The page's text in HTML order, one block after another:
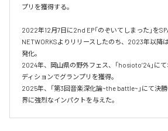
プリを獲得する。
2022年12月7日に2nd EP「のぞいてしまった」を
NETWORKSよりリリースしたのち、2023年以降
発化。
2024年、岡山県の野外フェス、「hosioto’24」に
ディションでグランプリを獲得。
2025年、「第3回音楽深化論~the battle~」にて決
界に強烈なインパクトを与えた。